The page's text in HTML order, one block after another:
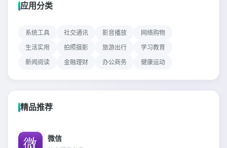
应用分类
系统工具 社交通讯 影音播放
网络购物
生活实用
拍照摄影 旅游出行
学习教育
新闻阅读
金融理财 办公商务 健康运动
精品推荐
微信